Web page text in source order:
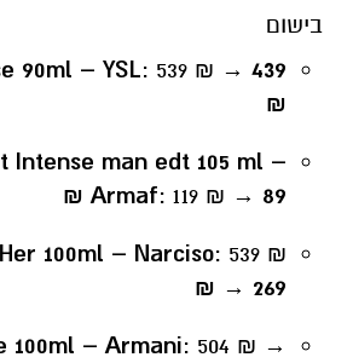
בישום
90ml – YSL: 539 ₪ → 439
₪
Intense man edt 105 ml –
Armaf: 119 ₪ → 89 ₪
100ml – Narciso: 539 ₪
→ 269 ₪
100ml – Armani: 504 ₪ →